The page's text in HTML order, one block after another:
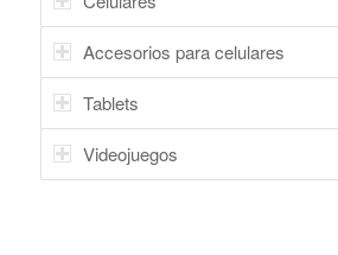
Accesorios para celulares
Tablets
Videojuegos